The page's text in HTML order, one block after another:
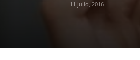
11 julio, 2016